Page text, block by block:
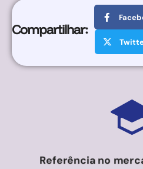
Compartilhar:
Referência no